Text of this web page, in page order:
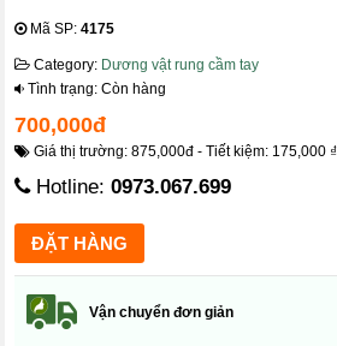
Mã SP:4175
Category: Dương vật rung cầm tay
Tình trạng: Còn hàng
700,000đ
Giá thị trường: 875,000đ - Tiết kiệm: 175,000
Hotline:0973.067.699
Vận chuyển đơn giản